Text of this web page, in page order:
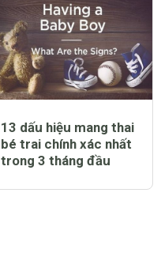
13 dấu hiệu mang thai
bé trai chính xác nhất
trong 3 tháng đầu